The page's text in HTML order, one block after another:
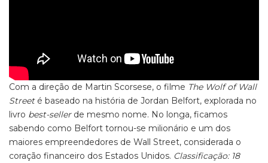
Com a direção de Martin Scorsese, o filme The Wolf of Wall
Streeté baseado na história de Jordan Belfort, explorada no
livro best-sellerde mesmo nome. No longa, ficamos
sabendo como Belfort tornou-se milionário e um dos
maiores empreendedores de Wall Street, considerada o
coração financeiro dos Estados Unidos. Classificação: 18